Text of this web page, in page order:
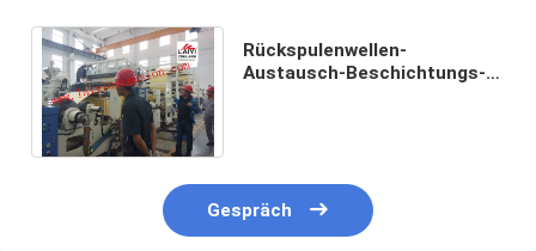
Rückspulenwellen-
Austausch-Beschichtungs-
Gespräch